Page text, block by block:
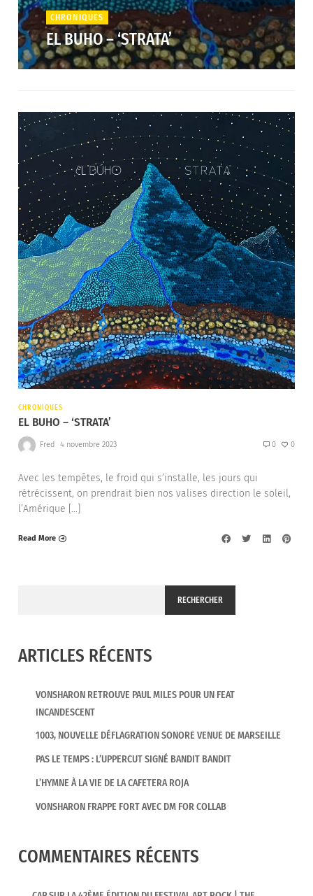
CHRONIQUES
EL BUHO – ‘STRATA’
CHRONIQUES
EL BUHO – ‘STRATA’
Fred 4 novembre 2023 0 0
Avec les tempêtes, le froid qui s’installe, les jours qui
rétrécissent, on prendrait bien nos valises direction le soleil,
l’Amérique […]
Read More
RECHERCHER
ARTICLES RÉCENTS
VONSHARON RETROUVE PAUL MILES POUR UN FEAT
INCANDESCENT
1003, NOUVELLE DÉFLAGRATION SONORE VENUE DE MARSEILLE
PAS LE TEMPS : L’UPPERCUT SIGNÉ BANDIT BANDIT
L’HYMNE À LA VIE DE LA CAFETERA ROJA
VONSHARON FRAPPE FORT AVEC DM FOR COLLAB
COMMENTAIRES RÉCENTS